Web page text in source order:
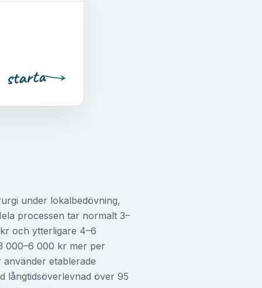
starta
under lokalbedövning,
processen tar normalt 3–
och ytterligare 4–6
000–6 000 kr mer per
etablerade
långtidsöverlevnad över 95